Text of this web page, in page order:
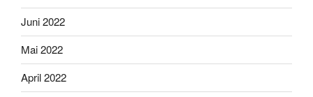
Juni 2022
Mai 2022
April 2022